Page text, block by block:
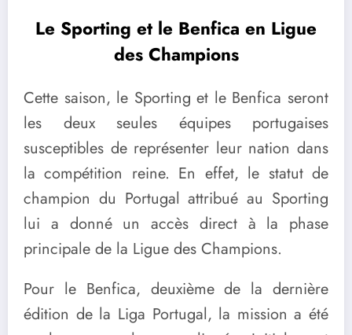
Le Sporting et le Benfica en Ligue
des Champions
Cette saison, le Sporting et le Benfica seront
les deux seules équipes portugaises
susceptibles de représenter leur nation dans
la compétition reine. En effet, le statut de
champion du Portugal attribué au Sporting
lui a donné un accès direct à la phase
principale de la Ligue des Champions.
Pour le Benfica, deuxième de la dernière
édition de la Liga Portugal, la mission a été